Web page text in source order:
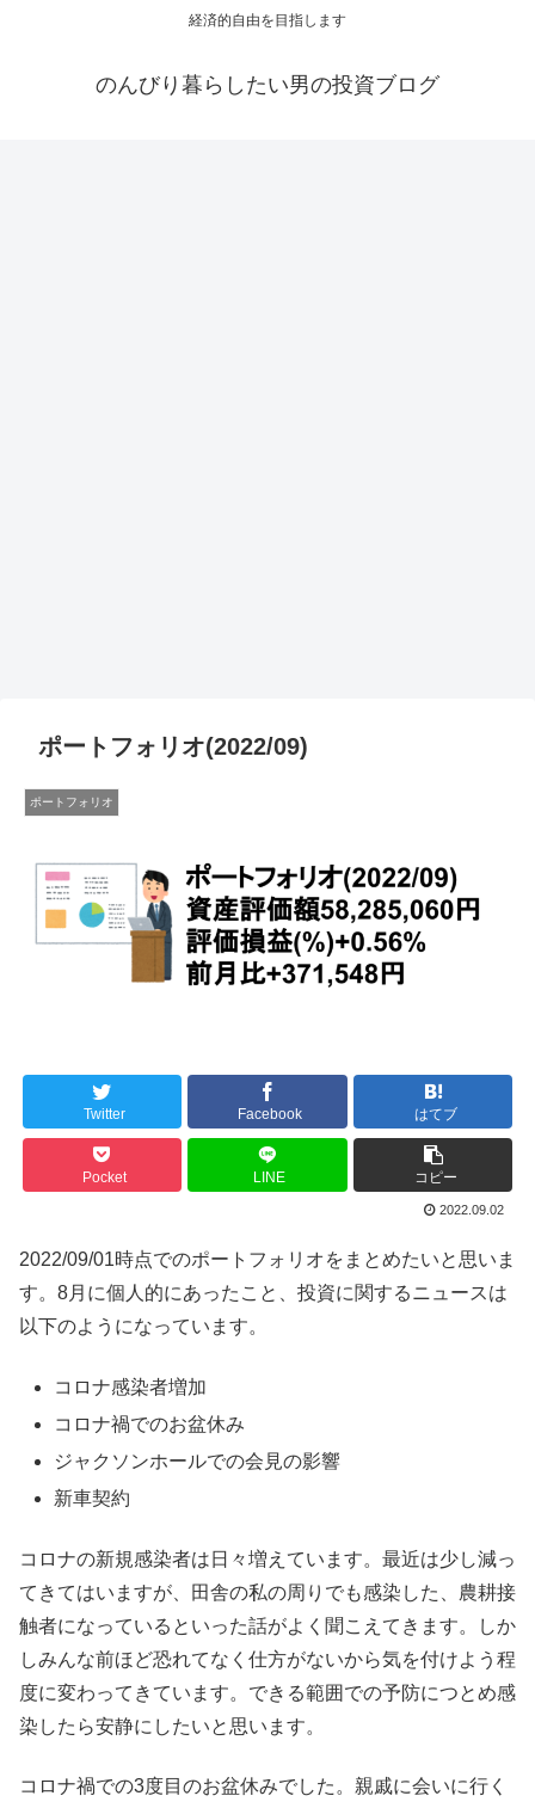
経済的自由を目指します
のんびり暮らしたい男の投資ブログ
ポートフォリオ(2022/09)
ポートフォリオ
Twitter Facebook はてブ
Pocket LINE コピー
2022.09.02
2022/09/01時点でのポートフォリオをまとめたいと思いま
す。8月に個人的にあったこと、投資に関するニュースは
以下のようになっています。
コロナ感染者増加
コロナ禍でのお盆休み
ジャクソンホールでの会見の影響
新車契約
コロナの新規感染者は日々増えています。最近は少し減っ
てきてはいますが、田舎の私の周りでも感染した、農耕接
触者になっているといった話がよく聞こえてきます。しか
しみんな前ほど恐れてなく仕方がないから気を付けよう程
度に変わってきています。できる範囲での予防につとめ感
染したら安静にしたいと思います。
コロナ禍での3度目のお盆休みでした。親戚に会いに行く